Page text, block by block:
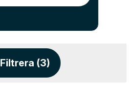
Filtrera (3)